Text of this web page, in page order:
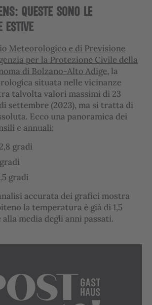
QUESTE SONO LE
ESTIVE
Meteorologico e di Previsione
per la Protezione Civile della
di Bolzano-Alto Adige, la
situata nelle vicinanze
talvolta valori massimi di 23
settembre (2023), ma si tratta di
Ecco una panoramica dei
e annuali:
gradi
gradi
accurata dei grafici mostra
la temperatura è già di 1,5
media degli anni passati.